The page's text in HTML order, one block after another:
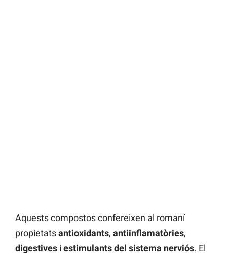
Aquests compostos confereixen al romaní
propietatsantioxidants, antiinflamatòries,
digestives i estimulants del sistema nerviós. El